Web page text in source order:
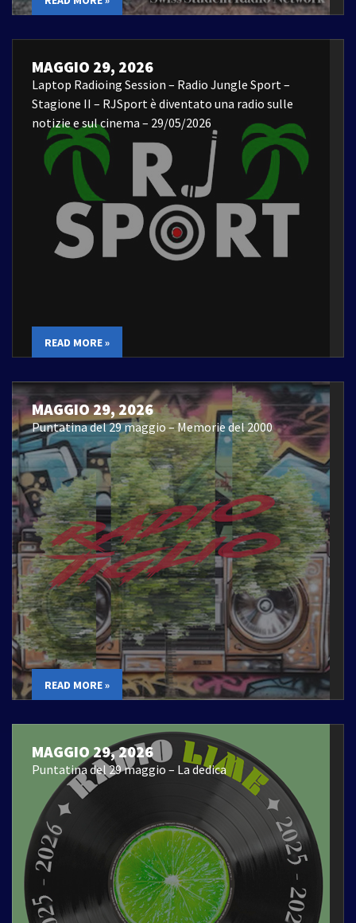
MAGGIO 29, 2026
Laptop Radioing Session – Radio Jungle Sport –
Stagione II – RJSport è diventato una radio sulle
notizie e sul cinema – 29/05/2026
READ MORE »
MAGGIO 29, 2026
Puntatina del 29 maggio – Memorie del 2000
READ MORE »
MAGGIO 29, 2026
Puntatina del 29 maggio – La dedica